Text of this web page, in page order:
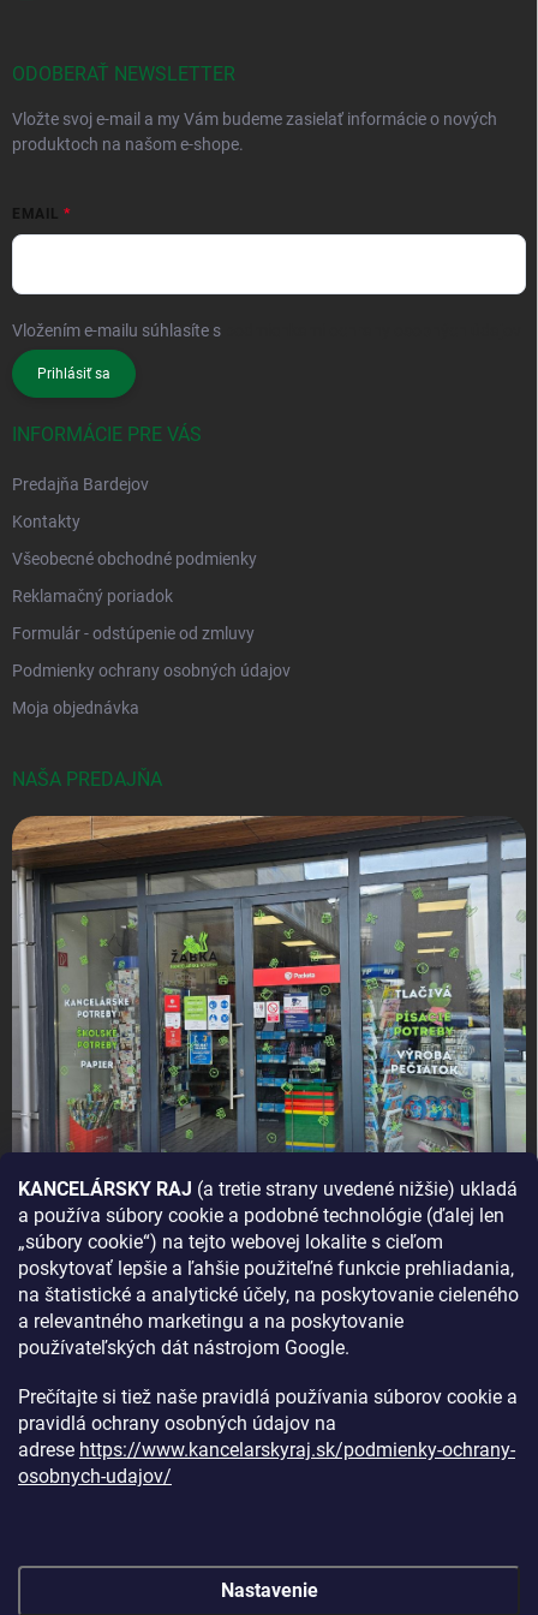
KANCELÁRSKY RAJ (a tretie strany uvedené nižšie) ukladá
a používa súbory cookie a podobné technológie (ďalej len
„súbory cookie“) na tejto webovej lokalite s cieľom
poskytovať lepšie a ľahšie použiteľné funkcie prehliadania,
na štatistické a analytické účely, na poskytovanie cieleného
a relevantného marketingu a na poskytovanie
používateľských dát nástrojom Google.
Prečítajte si tiež naše pravidlá používania súborov cookie a
pravidlá ochrany osobných údajov na
adrese https://www.kancelarskyraj.sk/podmienky-ochrany-
osobnych-udajov/
Nastavenie
ODOBERAŤ NEWSLETTER
Vložte svoj e-mail a my Vám budeme zasielať informácie o nových
produktoch na našom e-shope.
EMAIL
Vložením e-mailu súhlasíte s
Prihlásiť sa
INFORMÁCIE PRE VÁS
Predajňa Bardejov
Kontakty
Všeobecné obchodné podmienky
Reklamačný poriadok
Formulár - odstúpenie od zmluvy
Podmienky ochrany osobných údajov
Moja objednávka
NAŠA PREDAJŇA
AKO SA K NÁM DOSTANETE?